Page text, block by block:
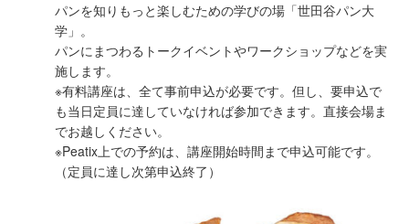
パンを知りもっと楽しむための学びの場「世田谷パン大
学」。
パンにまつわるトークイベントやワークショップなどを実
施します。
※有料講座は、全て事前申込が必要です。但し、要申込で
も当日定員に達していなければ参加できます。直接会場ま
でお越しください。
※Peatix上での予約は、講座開始時間まで申込可能です。
（定員に達し次第申込終了）